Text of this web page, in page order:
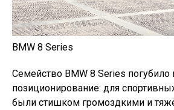
BMW 8 Series
Семейство BMW 8 Series погубило
позиционирование: для
были стишком громоздкими и